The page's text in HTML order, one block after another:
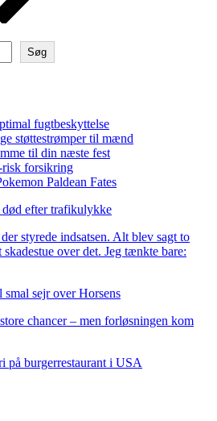
Søg
fugtbeskyttelse
støttestrømper til mænd
til din næste fest
risk forsikring
Paldean Fates
efter trafikulykke
styrede indsatsen. Alt blev sagt to
skadestue over det. Jeg tænkte bare:
sejr over Horsens
chancer – men forløsningen kom
på burgerrestaurant i USA